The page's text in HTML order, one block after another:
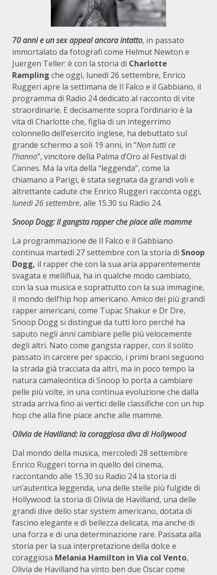
70 anni e un sex appeal ancora intatto, in passato
immortalato da fotografi come Helmut Newton e
Juergen Teller: è con la storia di Charlotte
Rampling che oggi, lunedì 26 settembre, Enrico
Ruggeri apre la settimana de Il Falco e il Gabbiano, il
programma di Radio 24 dedicato al racconto di vite
straordinarie. E decisamente sopra l’ordinario è la
vita di Charlotte che, figlia di un integerrimo
colonnello dell’esercito inglese, ha debuttato sul
grande schermo a soli 19 anni, in “Non tutti ce
l’hanno”, vincitore della Palma d’Oro al Festival di
Cannes. Ma la vita della “leggenda”, come la
chiamano a Parigi, è stata segnata da grandi voli e
altrettante cadute che Enrico Ruggeri racconta oggi,
lunedì 26 settembre, alle 15.30 su Radio 24.
Snoop Dogg: il gangsta rapper che piace alle mamme
La programmazione de Il Falco e il Gabbiano
continua martedì 27 settembre con la storia di Snoop
Dogg, il rapper che con la sua aria apparentemente
svagata e melliflua, ha in qualche modo cambiato,
con la sua musica e soprattutto con la sua immagine,
il mondo dell’hip hop americano. Amico dei più grandi
rapper americani, come Tupac Shakur e Dr Dre,
Snoop Dogg si distingue da tutti loro perché ha
saputo negli anni cambiare pelle più velocemente
degli altri. Nato come gangsta rapper, con il solito
passato in carcere per spaccio, i primi brani seguono
la strada già tracciata da altri, ma in poco tempo la
natura camaleontica di Snoop lo porta a cambiare
pelle più volte, in una continua evoluzione che dalla
strada arriva fino ai vertici delle classifiche con un hip
hop che alla fine piace anche alle mamme.
Olivia de Havilland: la coraggiosa diva di Hollywood
Dal mondo della musica, mercoledì 28 settembre
Enrico Ruggeri torna in quello del cinema,
raccontando alle 15.30 su Radio 24 la storia di
un’autentica leggenda, una delle stelle più fulgide di
Hollywood: la storia di Olivia de Havilland, una delle
grandi dive dello star system americano, dotata di
fascino elegante e di bellezza delicata, ma anche di
una forza e di una determinazione rare. Passata alla
storia per la sua interpretazione della dolce e
coraggiosa Melania Hamilton in Via col Vento,
Olivia de Havilland ha vinto ben due Oscar come